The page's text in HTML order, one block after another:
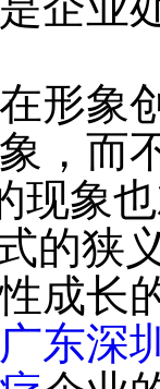
形象
，而
现象
的狭
成长
广东深